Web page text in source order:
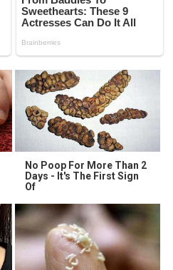
No Poop For More Than 2
Days - It's The First Sign
Of